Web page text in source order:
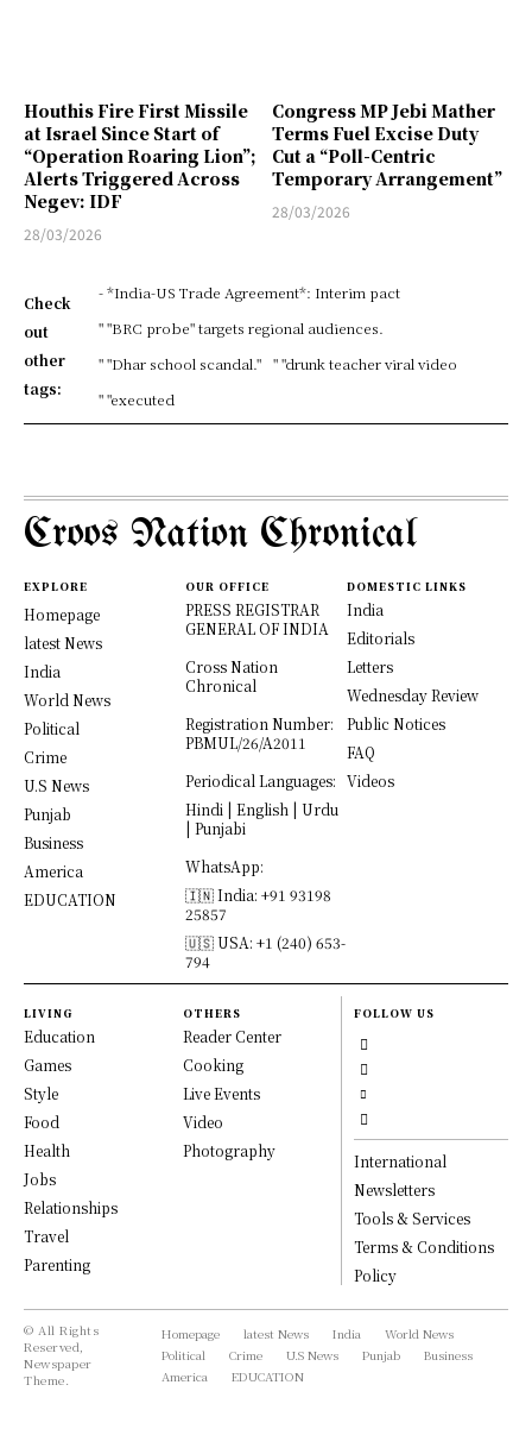
Houthis Fire First Missile
at Israel Since Start of
“Operation Roaring Lion”;
Alerts Triggered Across
Negev: IDF
28/03/2026
Congress MP Jebi Mather
Terms Fuel Excise Duty
Cut a “Poll-Centric
Temporary Arrangement”
28/03/2026
Check
out
other
tags:
- *India-US Trade Agreement*: Interim pact
" "BRC probe" targets regional audiences.
" "Dhar school scandal." " "drunk teacher viral video
" "executed
Croos Nation Chronical
EXPLORE
Homepage
latest News
India
World News
Political
Crime
U.S News
Punjab
Business
America
EDUCATION
OUR OFFICE
PRESS REGISTRAR
GENERAL OF INDIA
Cross Nation
Chronical
Registration Number:
PBMUL/26/A2011
Periodical Languages:
Hindi | English | Urdu
| Punjabi
WhatsApp:
🇮🇳 India: +91 93198
25857
🇺🇸 USA: +1 (240) 653-
794
DOMESTIC LINKS
India
Editorials
Letters
Wednesday Review
Public Notices
FAQ
Videos
LIVING
Education
Games
Style
Food
Health
Jobs
Relationships
Travel
Parenting
OTHERS
Reader Center
Cooking
Live Events
Video
Photography
FOLLOW US
International
Newsletters
Tools & Services
Terms & Conditions
Policy
© All Rights
Reserved,
Newspaper
Theme.
Homepage latest News India
World News
Political
Crime U.S News Punjab
Business
America
EDUCATION